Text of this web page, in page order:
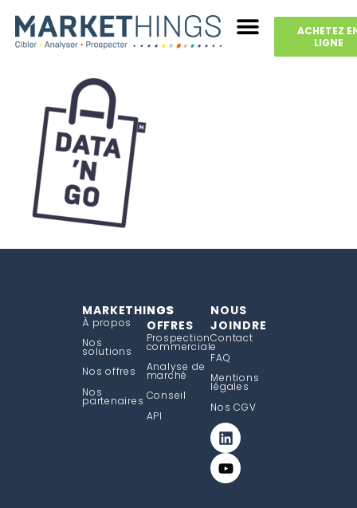
ACHETEZ
LIGNE
MARKETHINGS
À propos
Nos
solutions
Nos offres
Nos
partenaires
NOS
OFFRES
Prospection
commerciale
Analyse de
marché
Conseil
API
NOUS
JOINDRE
Contact
FAQ
Mentions
légales
Nos CGV